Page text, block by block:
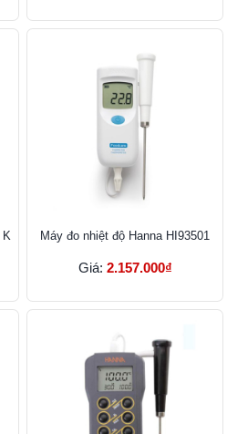
K
Máy đo nhiệt độ Hanna HI93501
Giá: 2.157.000₫